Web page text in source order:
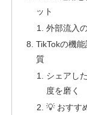
ット
外部流入
TikTokの機
質
シェアし
度を磨く
💡 おすす